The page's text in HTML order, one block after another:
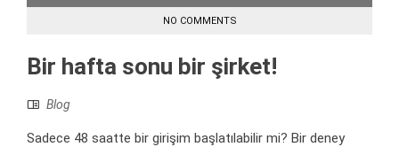
NO COMMENTS
Bir hafta sonu bir şirket!
Blog
Sadece 48 saatte bir girişim başlatılabilir mi? Bir deney